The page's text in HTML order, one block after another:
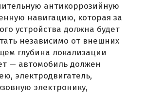
антикоррозийную
навигацию, которая за
устройства должна будет
независимо от внешних
глубина локализации
— автомобиль должен
электродвигатель,
электронику,